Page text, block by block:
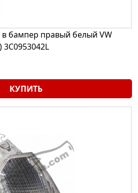
в бампер правый белый VW
3C0953042L
КУПИТЬ